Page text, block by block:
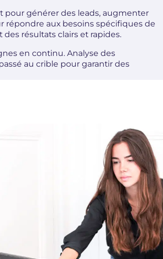
pour générer des leads, augmenter
répondre aux besoins spécifiques de
résultats clairs et rapides.
en continu. Analyse des
au crible pour garantir des